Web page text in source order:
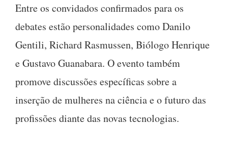
Entre os convidados confirmados para os
debates estão personalidades como Danilo
Gentili, Richard Rasmussen, Biólogo Henrique
e Gustavo Guanabara. O evento também
promove discussões específicas sobre a
inserção de mulheres na ciência e o futuro das
profissões diante das novas tecnologias.